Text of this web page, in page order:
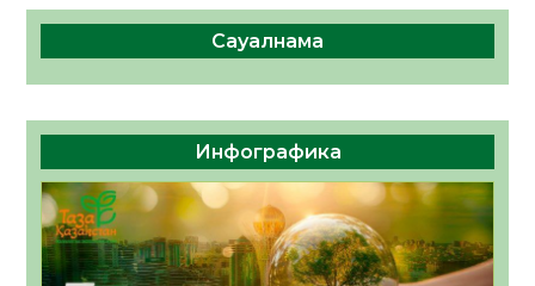
Сауалнама
Инфографика